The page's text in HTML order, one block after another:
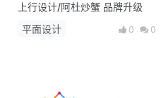
上行设计/阿杜炒蟹 品牌升级
平面设计
0 0